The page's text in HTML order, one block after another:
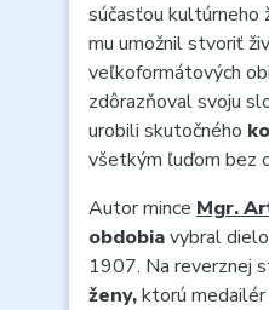
súčasťou kultúrneho
mu umožnil stvoriť
veľkoformátových
zdôrazňoval svoju
urobili skutočného
všetkým ľuďom bez
Autor mince Mgr.
obdobiavybral
1907. Na reverznej
ženy,ktorú medailér